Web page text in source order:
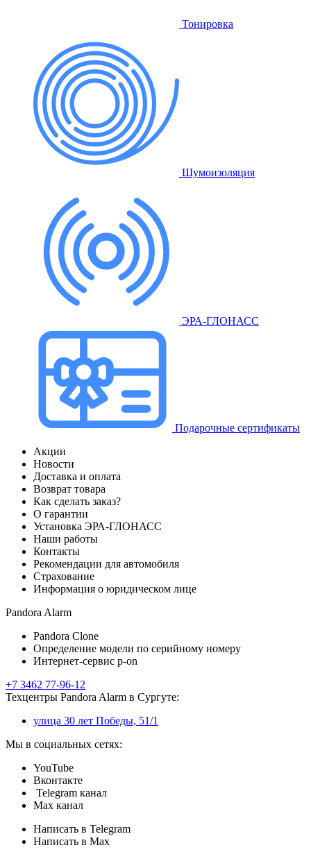
Тонировка
Шумоизоляция
ЭРА-ГЛОНАСС
Подарочные сертификаты
Акции
Новости
Доставка и оплата
Возврат товара
Как сделать заказ?
О гарантии
Установка ЭРА-ГЛОНАСС
Наши работы
Контакты
Рекомендации для автомобиля
Страхование
Информация о юридическом лице
Pandora Alarm
Pandora Clone
Определение модели по серийному номеру
Интернет-сервис p-on
+7 3462 77-96-12
Техцентры Pandora Alarm в Сургуте:
улица 30 лет Победы, 51/1
Мы в социальных сетях:
YouTube
Вконтакте
Telegram канал
Max канал
Написать в Telegram
Написать в Max